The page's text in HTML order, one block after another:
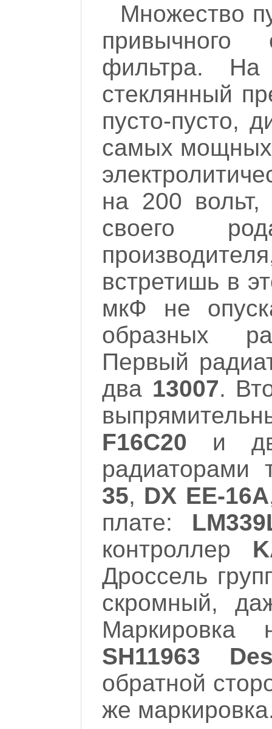
Множество
привычного
фильтра. На
стеклянный
пусто-пусто,
самых мощных
на 200 вольт,
своего
встретишь в
мкФ не
образных
Первый
два 13007.
F16C20 и
радиаторами
35, DX EE-16A
плате:
контроллер
Дроссель
скромный,
SH11963
обратной
же